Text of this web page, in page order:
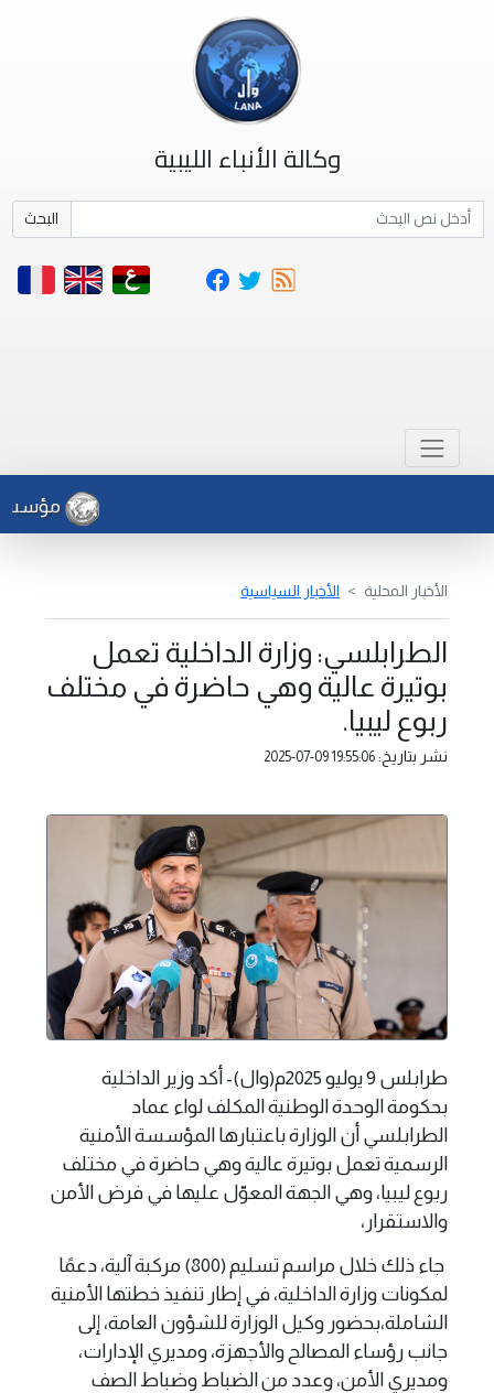
وكالة الأنباء الليبية
البحث
مؤسسة
الأخبار المحلية الأخبار السياسية
الطرابلسي: وزارة الداخلية تعمل
بوتيرة عالية وهي حاضرة في مختلف
ربوع ليبيا.
نشر بتاريخ: 2025-07-09 19:55:06
طرابلس 9 يوليو 2025م(وال)- أكد وزير الداخلية
بحكومة الوحدة الوطنية المكلف لواء عماد
الطرابلسي أن الوزارة باعتبارها المؤسسة الأمنية
الرسمية تعمل بوتيرة عالية وهي حاضرة في مختلف
ربوع ليبيا، وهي الجهة المعوّل عليها في فرض الأمن
والاستقرار،
جاء ذلك خلال مراسم تسليم (800) مركبة آلية، دعمًا
لمكونات وزارة الداخلية، في إطار تنفيذ خطتها الأمنية
الشاملة،بحضور وكيل الوزارة للشؤون العامة، إلى
جانب رؤساء المصالح والأجهزة، ومديري الإدارات،
ومديري الأمن، وعدد من الضباط وضباط الصف